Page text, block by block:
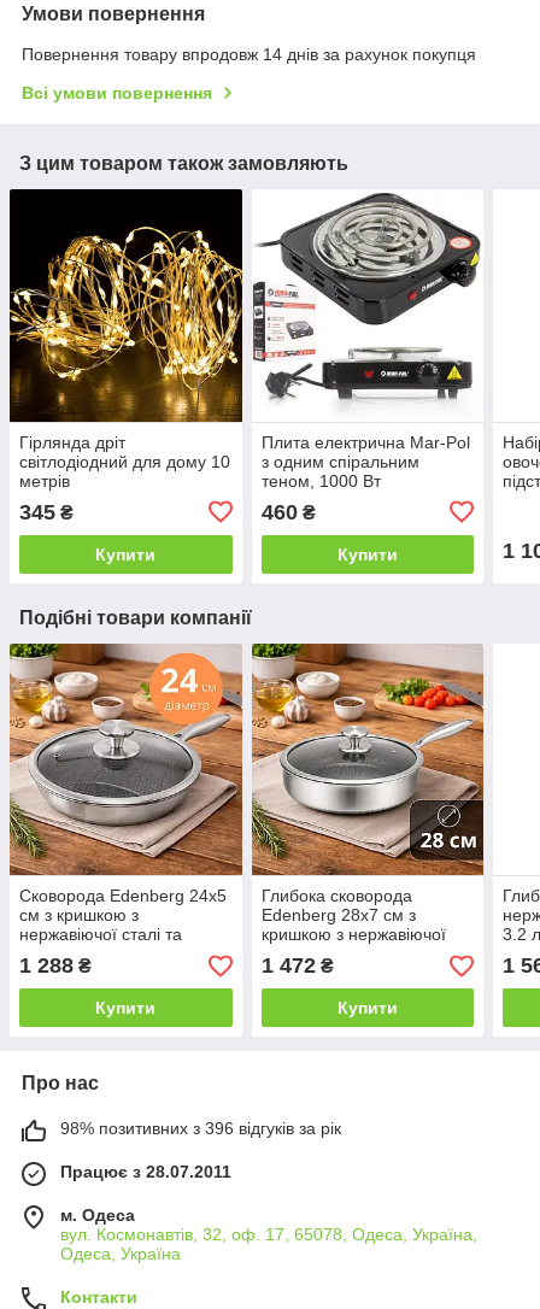
Умови повернення
Повернення товару впродовж 14 днів за рахунок покупця
Всі умови повернення
З цим товаром також замовляють
Гірлянда дріт
світлодіодний для дому 10
метрів
345 ₴
Купити
Плита електрична Mar-Pol
з одним спіральним
теном, 1000 Вт
460₴
Купити 1
Подібні товари компанії
Сковорода Edenberg 24х5
см з кришкою з
нержавіючої сталі та
стільниковим
антипригарним покриттям
EB-13058
1 288 ₴
Купити
Глибока сковорода
Edenberg 28х7 см з
кришкою з нержавіючої
сталі та стільниковим
антипригарним покриттям
EB-13063
1 472₴
Купити
3.2
1
Про нас
98% позитивних з 396 відгуків за рік
Працює з 28.07.2011
м. Одеса
вул. Космонавтів, 32, оф. 17, 65078, Одеса, Україна,
Одеса, Україна
Контакти